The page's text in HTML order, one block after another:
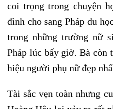
coi trọng trong chuyện
đình cho sang Pháp du
trong những trường nữ
Pháp lúc bấy giờ. Bà còn
hiệu người phụ nữ đẹp
Tài sắc vẹn toàn nhưng